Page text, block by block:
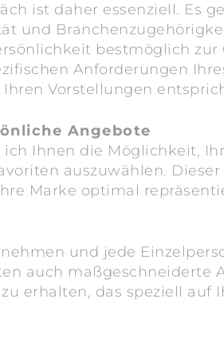
ist daher essenziell. Es
und
bestmöglich
Anforderungen
Vorstellungen
Angebote
Ihnen die Möglichkeit,
auszuwählen.
Marke optimal
und jede
auch maßgeschneiderte
erhalten, das speziell